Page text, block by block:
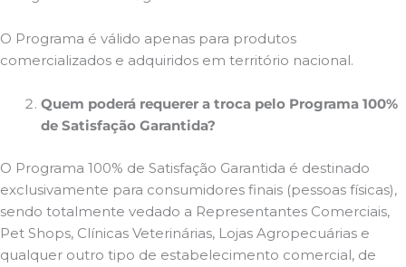
O Programa é válido apenas para produtos
comercializados e adquiridos em território nacional.
Quem poderá requerer a troca pelo Programa 100%
de Satisfação Garantida?
O Programa 100% de Satisfação Garantida é destinado
exclusivamente para consumidores finais (pessoas físicas),
sendo totalmente vedado a Representantes Comerciais,
Pet Shops, Clínicas Veterinárias, Lojas Agropecuárias e
qualquer outro tipo de estabelecimento comercial, de